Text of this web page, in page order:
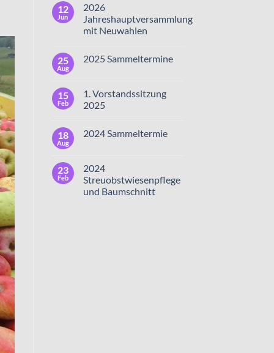
12
Jun
2026
Jahreshauptversammlung
mit Neuwahlen
25
Aug
2025 Sammeltermine
15
Feb
1. Vorstandssitzung
2025
18
Aug
2024 Sammeltermie
23
Feb
2024
Streuobstwiesenpflege
und Baumschnitt